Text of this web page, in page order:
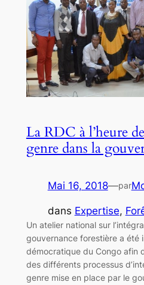
La RDC à l’heure
genre dans la
Mai 16, 2018—par
dans Expertise,
Un atelier national sur
gouvernance forestière a été
démocratique du Congo afin
des différents processus
genre mise en place par le